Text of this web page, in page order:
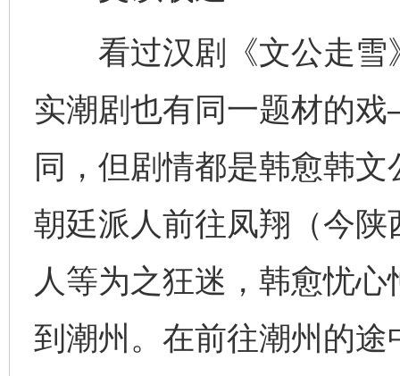
看过汉剧《文公走雪
实潮剧也有同一题材的
同，但剧情都是韩愈韩
朝廷派人前往凤翔（今
人等为之狂迷，韩愈忧
到潮州。在前往潮州的